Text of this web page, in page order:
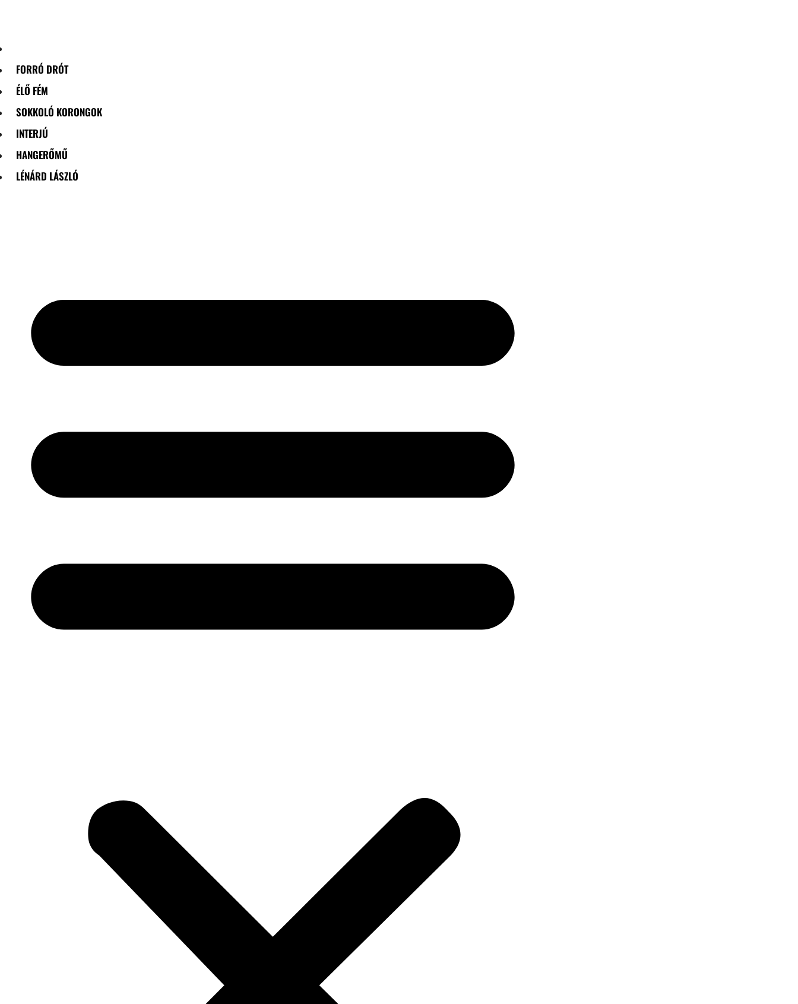
FORRÓ DRÓT
ÉLŐ FÉM
SOKKOLÓ KORONGOK
INTERJÚ
HANGERŐMŰ
LÉNÁRD LÁSZLÓ